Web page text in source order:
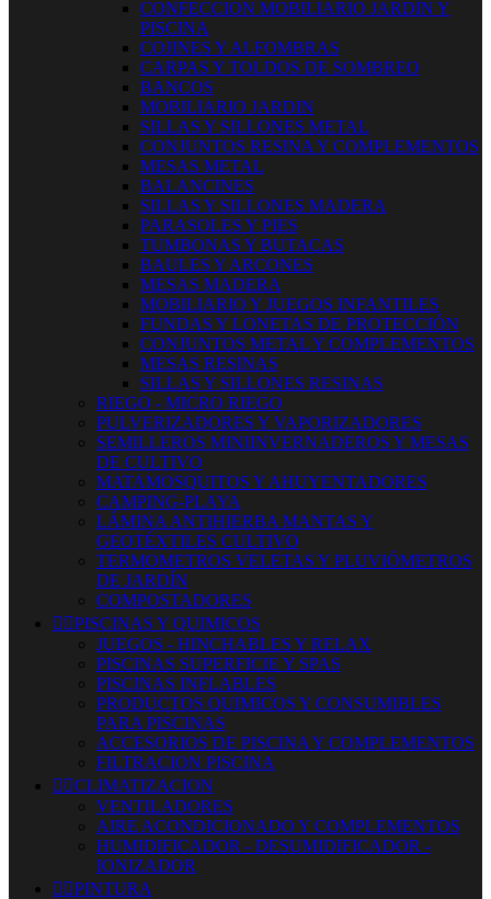
CONFECCION MOBILIARIO JARDÍN Y
PISCINA
COJINES Y ALFOMBRAS
CARPAS Y TOLDOS DE SOMBREO
BANCOS
MOBILIARIO JARDIN
SILLAS Y SILLONES METAL
CONJUNTOS RESINA Y COMPLEMENTOS
MESAS METAL
BALANCINES
SILLAS Y SILLONES MADERA
PARASOLES Y PIES
TUMBONAS Y BUTACAS
BAULES Y ARCONES
MESAS MADERA
MOBILIARIO Y JUEGOS INFANTILES
FUNDAS Y LONETAS DE PROTECCIÓN
CONJUNTOS METAL Y COMPLEMENTOS
MESAS RESINAS
SILLAS Y SILLONES RESINAS
RIEGO - MICRO RIEGO
PULVERIZADORES Y VAPORIZADORES
SEMILLEROS MINIINVERNADEROS Y MESAS
DE CULTIVO
MATAMOSQUITOS Y AHUYENTADORES
CAMPING-PLAYA
LÁMINA ANTIHIERBA MANTAS Y
GEOTÉXTILES CULTIVO
TERMOMETROS VELETAS Y PLUVIÓMETROS
DE JARDÍN
COMPOSTADORES
 PISCINAS Y QUIMICOS
JUEGOS - HINCHABLES Y RELAX
PISCINAS SUPERFICIE Y SPAS
PISCINAS INFLABLES
PRODUCTOS QUIMICOS Y CONSUMIBLES
PARA PISCINAS
ACCESORIOS DE PISCINA Y COMPLEMENTOS
FILTRACION PISCINA
 CLIMATIZACION
VENTILADORES
AIRE ACONDICIONADO Y COMPLEMENTOS
HUMIDIFICADOR - DESUMIDIFICADOR -
IONIZADOR
 PINTURA